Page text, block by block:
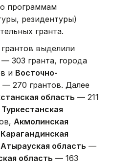
программам
резидентуры)
гранта.
выделили
— 303 гранта, города
и Восточно-
— 270 грантов. Далее
область — 211
Туркестанская
Акмолинская
Карагандинская
Атырауская область —
область — 163